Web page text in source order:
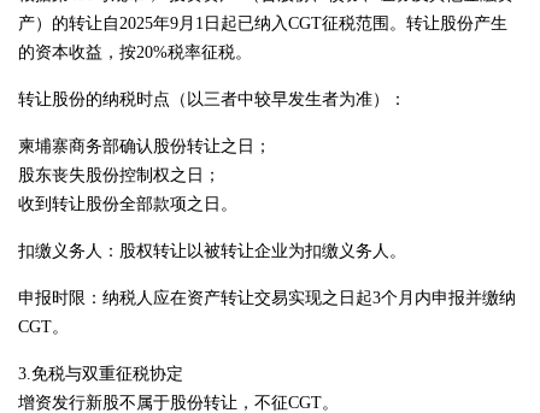
产）的转让自2025年9月1日起已纳入CGT征税范围。转让股份产生
的资本收益，按20%税率征税。
转让股份的纳税时点（以三者中较早发生者为准）：
柬埔寨商务部确认股份转让之日；
股东丧失股份控制权之日；
收到转让股份全部款项之日。
扣缴义务人：股权转让以被转让企业为扣缴义务人。
申报时限：纳税人应在资产转让交易实现之日起3个月内申报并缴纳
CGT。
3.免税与双重征税协定
增资发行新股不属于股份转让，不征CGT。